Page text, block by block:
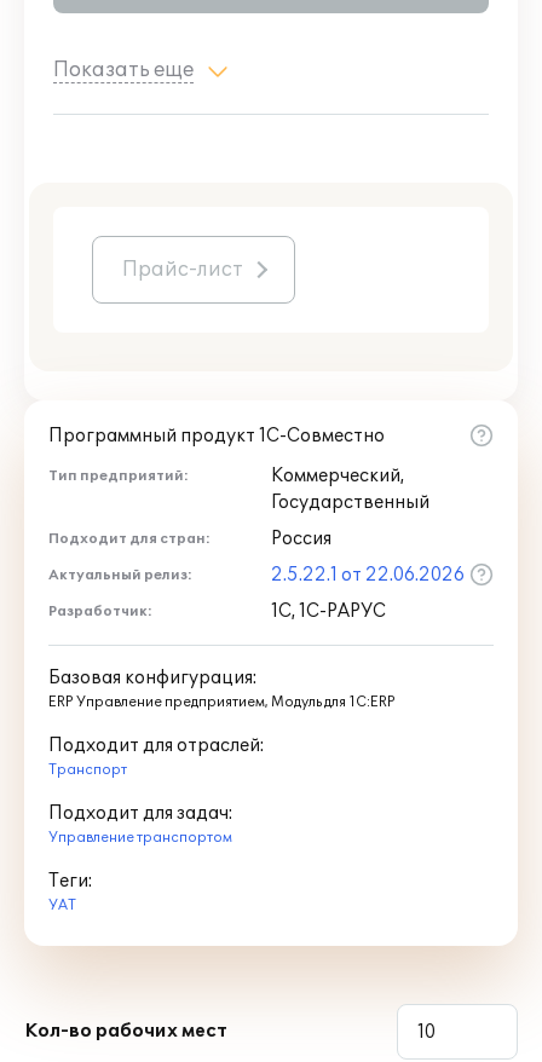
Показать еще
Прайс-лист
Программный продукт 1С-Совместно
Тип предприятий:
Коммерческий,
Государственный
Подходит для стран: Россия
Актуальный релиз: 2.5.22.1 от 22.06.2026
Разработчик: 1С, 1С-РАРУС
Базовая конфигурация:
ERP Управление предприятием, Модуль для 1С:ERP
Подходит для отраслей:
Транспорт
Подходит для задач:
Управление транспортом
Теги:
УАТ
Кол-во рабочих мест